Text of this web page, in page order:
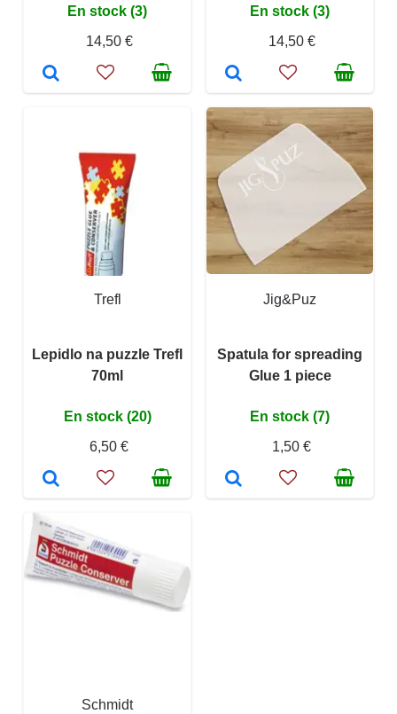
En stock (3)
14,50 €
En stock (3)
14,50 €
Trefl
Lepidlo na puzzle Trefl
70ml
En stock (20)
6,50 €
Jig&Puz
Spatula for spreading
Glue 1 piece
En stock (7)
1,50 €
Schmidt